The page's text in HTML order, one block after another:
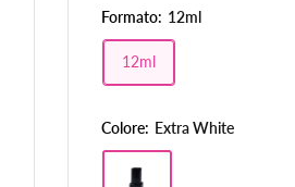
Formato: 12ml
12ml
Colore: Extra White